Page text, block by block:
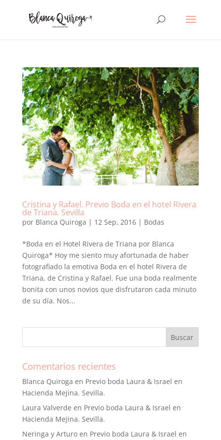
Cristina y Rafael. Previo Boda en el hotel Rivera
de Triana. Sevilla
por Blanca Quiroga | 12 Sep, 2016| Bodas
*Boda en el Hotel Rivera de Triana por Blanca
Quiroga* Hoy me siento muy afortunada de haber
fotografiado la emotiva Boda en el hotel Rivera de
Triana, de Cristina y Rafael. Fue una boda realmente
bonita con unos novios que disfrutaron cada minuto
de su día. Nos...
Comentarios recientes
Blanca Quiroga en Previo boda Laura & Israel en
Hacienda Mejina. Sevilla.
Laura Valverde en Previo boda Laura & Israel en
Hacienda Mejina. Sevilla.
Neringa y Arturoen Previo boda Laura & Israel en